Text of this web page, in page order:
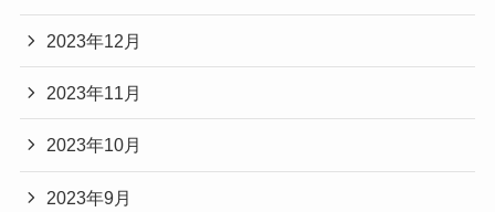
2023年12月
2023年11月
2023年10月
2023年9月